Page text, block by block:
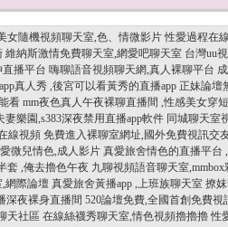
女隨機視頻聊天室,色、情微影片 性愛過程在
維納斯激情免費聊天室,網愛吧聊天室 台灣uu
播平台 嗨聊語音視頻聊天網,真人裸聊平台
真人秀 ,後宮可以看黃秀的直播app 正妹論壇
看 mm夜色真人午夜裸聊直播間 ,性感美女穿
妻樂園,s383深夜禁用直播app軟件 同城聊天室
線視頻 免費進入裸聊室網址,國外免費視訊交
愛微兒情色,成人影片 真愛旅舍情色的直播平台
套 ,俺去擼色午夜 九聊視頻語音聊天室
網際論壇 真愛旅舍黃播app ,上班族聊天室 撩
深夜裸身直播間 520論壇免費,全國首創免費視
天社區 在線絲襪秀聊天室,情色視頻擼擼擼 性